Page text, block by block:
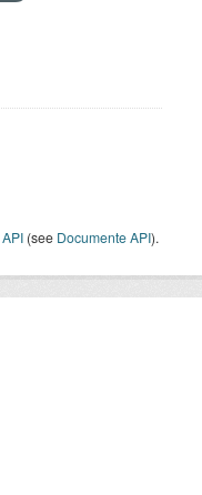
API (see Documente API).